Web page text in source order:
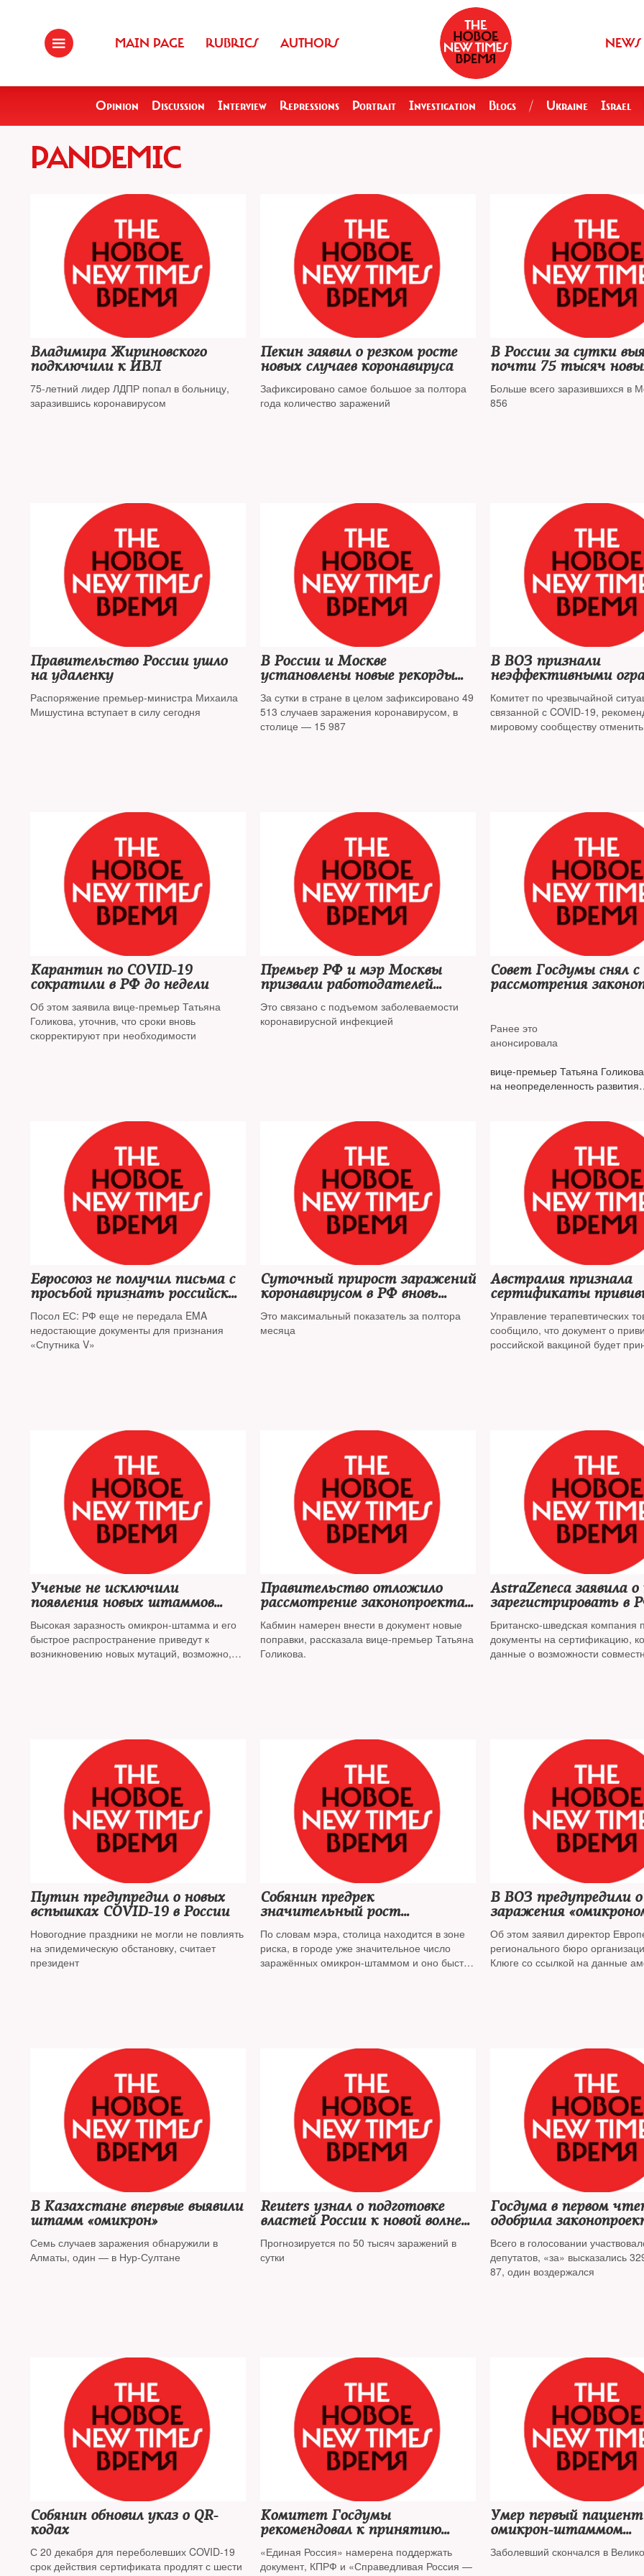
MAIN PAGE RUBRICS AUTHORS NEWS
Opinion Discussion Interview Repressions Portrait Investigation Blogs / Ukraine Israel
PANDEMIC
Владимира Жириновского
подключили к ИВЛ
75-летний лидер ЛДПР попал в больницу,
заразившись коронавирусом
Пекин заявил о резком росте
новых случаев коронавируса
Зафиксировано самое большое за полтора
года количество заражений
В России за сутки
почти 75 тысяч
коронавируса
Больше всего заразившихся в
856
Правительство России ушло
на удаленку
Распоряжение премьер-министра Михаила
Мишустина вступает в силу сегодня
В России и Москве
установлены новые рекорды
заболеваемости COVID-19
За сутки в стране в целом зафиксировано 49
513 случаев заражения коронавирусом, в
столице — 15 987
В ВОЗ признали
неэффективными
на международные
время пандемии
Комитет по чрезвычайной
связанной с COVID-19,
мировому сообществу
Карантин по COVID-19
сократили в РФ до недели
Об этом заявила вице-премьер Татьяна
Голикова, уточнив, что сроки вновь
скорректируют при необходимости
Премьер РФ и мэр Москвы
призвали работодателей
перевести сотрудников на
удаленку
Это связано с подъемом заболеваемости
коронавирусной инфекцией
Совет Госдумы снял с
рассмотрения
Ранее это
анонсировала
вице-премьер Татьяна
на неопределенность развития
Евросоюз не получил письма с
просьбой признать российские
COVID-сертификаты
Посол ЕС: РФ еще не передала EMA
недостающие документы для признания
«Спутника V»
Суточный прирост заражений
коронавирусом в РФ вновь
превысил 30 тысяч
Это максимальный показатель за полтора
месяца
Австралия признала
сертификаты
«Спутником V»
Управление терапевтических
сообщило, что документ о
российской вакциной будет
Ученые не исключили
появления новых штаммов
коронавируса
Высокая заразность омикрон-штамма и его
быстрое распространение приведут к
возникновению новых мутаций, возможно,
Правительство отложило
рассмотрение законопроекта о
QR-кодах
Кабмин намерен внести в документ новые
поправки, рассказала вице-премьер Татьяна
Голикова.
AstraZeneca заявила
зарегистрировать в
вакцину от
Британско-шведская компания
документы на сертификацию,
данные о возможности
Путин предупредил о новых
вспышках COVID-19 в России
Новогодние праздники не могли не повлиять
на эпидемическую обстановку, считает
президент
Собянин предрек
значительный рост
заболеваемости COVID-19 в
Москве в течение недели
По словам мэра, столица находится в зоне
риска, в городе уже значительное число
заражённых омикрон-штаммом и оно быстро
В ВОЗ предупредили о
заражения
половины Европы за
Об этом заявил директор
регионального бюро
Клюге со ссылкой на данные
В Казахстане впервые выявили
штамм «омикрон»
Семь случаев заражения обнаружили в
Алматы, один — в Нур-Султане
Reuters узнал о подготовке
властей России к новой волне
COVID-19 в начале 2022 года
Прогнозируется по 50 тысяч заражений в
сутки
Госдума в первом
одобрила
кодах в
Всего в голосовании
депутатов, «за» высказались
87, один воздержался
Собянин обновил указ о QR-
кодах
С 20 декабря для переболевших COVID-19
срок действия сертификата продлят с шести
Комитет Госдумы
рекомендовал к принятию
законопроект о QR-кодах в
общественных местах
«Единая Россия» намерена поддержать
документ, КПРФ и «Справедливая Россия —
Умер первый
омикрон-штаммом
коронавируса
Заболевший скончался в